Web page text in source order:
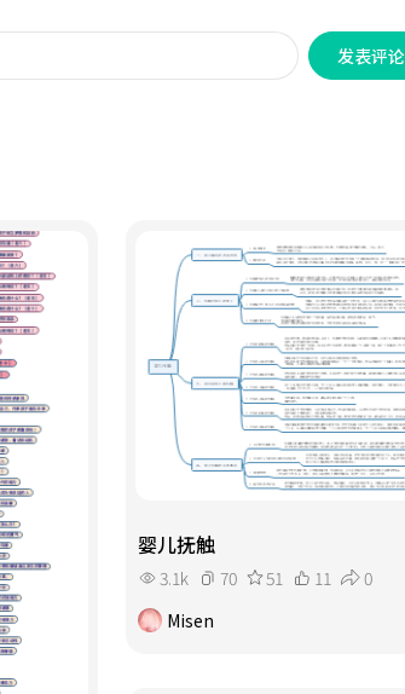
发表评论
婴儿抚触
3.1k 70 51 11
0
Misen